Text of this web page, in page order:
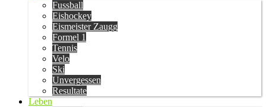
Fussball
Eishockey
Eismeister Zaugg
Formel 1
Tennis
Velo
Ski
Unvergessen
Resultate
Leben